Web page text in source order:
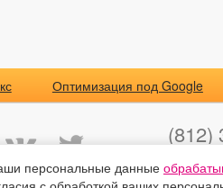
Оптимизация под Google
(812)
(495)
персональные данные